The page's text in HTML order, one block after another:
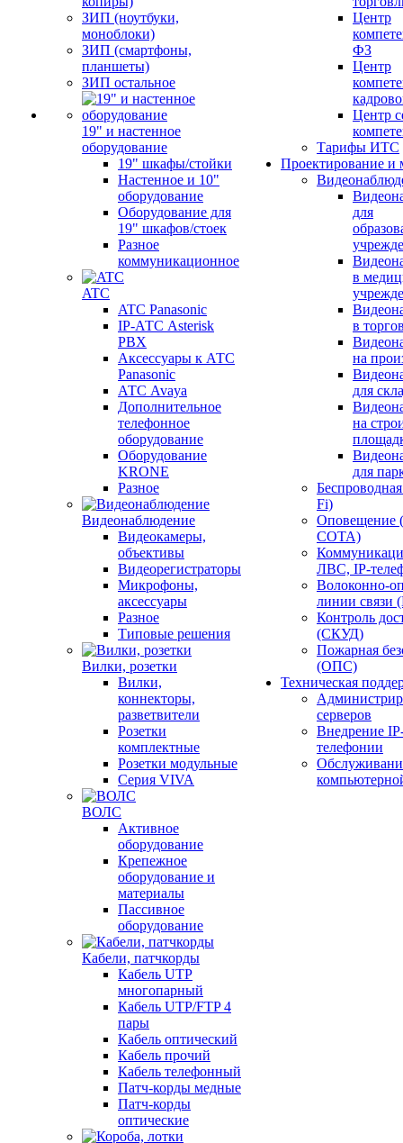
ЗИП (ноутбуки,
моноблоки)
ЗИП (смартфоны,
планшеты)
ЗИП остальное
19" и настенное
оборудование
19" шкафы/стойки
Настенное и 10"
оборудование
Оборудование для
19" шкафов/стоек
Разное
коммуникационное
ATC
ATC Panasonic
IP-АТС Asterisk
PBX
Аксессуары к АТС
Panasonic
АТС Avaya
Дополнительное
телефонное
оборудование
Оборудование
KRONE
Разное
Видеонаблюдение
Видеокамеры,
объективы
Видеорегистраторы
Микрофоны,
аксессуары
Разное
Типовые решения
Вилки, розетки
Вилки,
коннекторы,
разветвители
Розетки
комплектные
Розетки модульные
Серия VIVA
ВОЛС
Активное
оборудование
Крепежное
оборудование и
материалы
Пассивное
оборудование
Кабели, патчкорды
Кабель UTP
многопарный
Кабель UTP/FTP 4
пары
Кабель оптический
Кабель прочий
Кабель телефонный
Патч-корды медные
Патч-корды
оптические
Центр
ФЗ
Центр
Центр
Тарифы ИТС
Проектирование и
для
в
в
на
для
на
для
Fi)
СОТА)
ЛВС, IP-
Волоконно-
линии
Контроль
(СКУД)
Пожарная
(ОПС)
Техническая
серверов
Внедрение
телефонии